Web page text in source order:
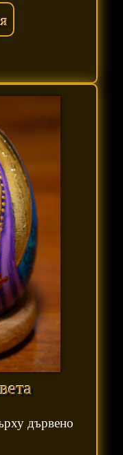
дървено